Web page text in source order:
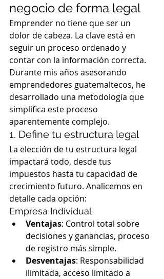
negocio de forma legal
Emprender no tiene que ser un
dolor de cabeza. La clave está en
seguir un proceso ordenado y
contar con la información correcta.
Durante mis años asesorando
emprendedores guatemaltecos, he
desarrollado una metodología que
simplifica este proceso
aparentemente complejo.
1. Define tu estructura legal
La elección de tu estructura legal
impactará todo, desde tus
impuestos hasta tu capacidad de
crecimiento futuro. Analicemos en
detalle cada opción:
Empresa Individual
Ventajas: Control total sobre
decisiones y ganancias, proceso
de registro más simple.
Desventajas: Responsabilidad
ilimitada, acceso limitado a